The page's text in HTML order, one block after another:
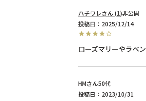
ハチワレ 1 非公開
投稿日
2025/12/14
ローズマリーやラベ
HM
50代
投稿日
2023/10/31